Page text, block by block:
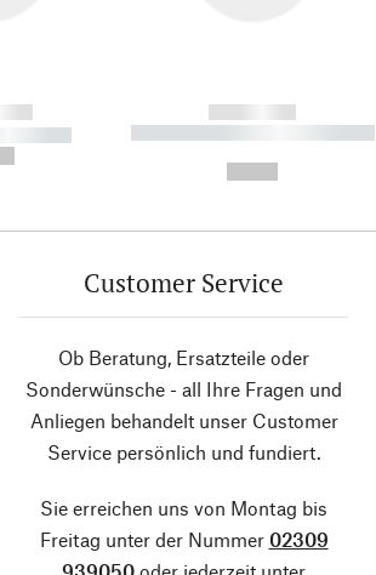
------------
----------- ----------- ----------
Customer Service
Ob Beratung, Ersatzteile oder
Sonderwünsche - all Ihre Fragen und
Anliegen behandelt unser Customer
Service persönlich und fundiert.
Sie erreichen uns von Montag bis
Freitag unter der Nummer 02309